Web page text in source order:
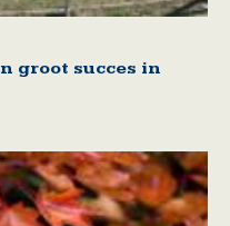
groot succes in